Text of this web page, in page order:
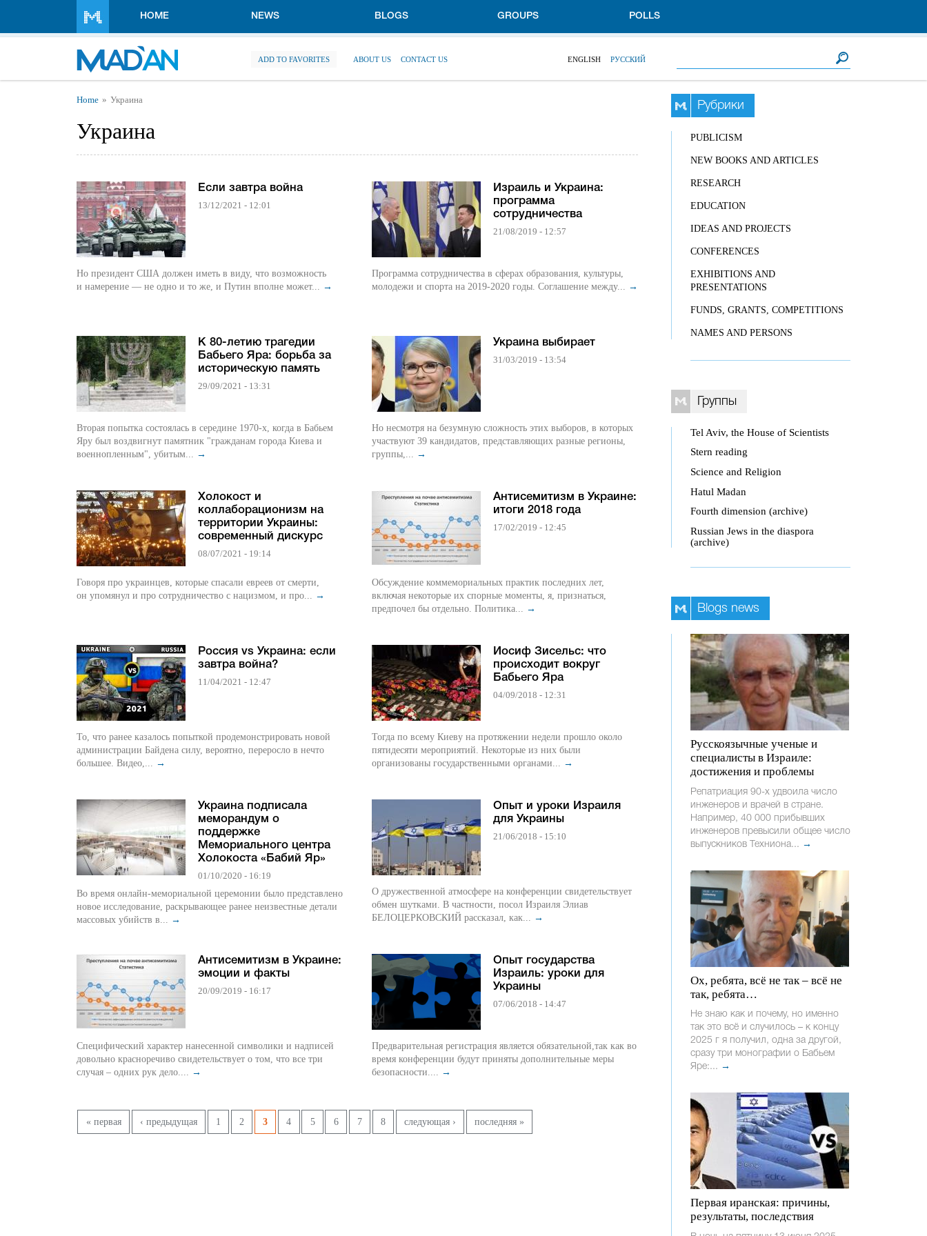
HOME NEWS BLOGS GROUPS POLLS
ADD TO FAVORITES ABOUT US CONTACT US ENGLISH РУССКИЙ
You are here
Home Украина
Украина
Если завтра война
13/12/2021 - 12:01
Но президент США должен иметь в виду, что возможность
и намерение — не одно и то же, и Путин вполне может... →
К 80-летию трагедии
Бабьего Яра: борьба за
историческую память
29/09/2021 - 13:31
Вторая попытка состоялась в середине 1970-х, когда в Бабьем
Яру был воздвигнут памятник "гражданам города Киева и
военнопленным", убитым... →
Холокост и
коллаборационизм на
территории Украины:
современный дискурс
08/07/2021 - 19:14
Говоря про украинцев, которые спасали евреев от смерти,
он упомянул и про сотрудничество с нацизмом, и про... →
Россия vs Украина: если
завтра война?
11/04/2021 - 12:47
То, что ранее казалось попыткой продемонстрировать новой
администрации Байдена силу, вероятно, переросло в нечто
большее. Видео,... →
Украина подписала
меморандум о
поддержке
Мемориального центра
Холокоста «Бабий Яр»
01/10/2020 - 16:19
Во время онлайн-мемориальной церемонии было представлено
новое исследование, раскрывающее ранее неизвестные детали
массовых убийств в...
→
Антисемитизм в Украине:
эмоции и факты
20/09/2019 - 16:17
Специфический характер нанесенной символики и надписей
довольно красноречиво свидетельствует о том, что все три
случая – одних рук дело.... →
Израиль и Украина:
программа
сотрудничества
21/08/2019 - 12:57
Программа сотрудничества в сферах образования, культуры,
молодежи и спорта на 2019-2020 годы. Соглашение между... →
Украина выбирает
31/03/2019 - 13:54
Но несмотря на безумную сложность этих выборов, в которых
участвуют 39 кандидатов, представляющих разные регионы,
группы,... →
Антисемитизм в Украине:
итоги 2018 года
17/02/2019 - 12:45
Обсуждение коммемориальных практик последних лет,
включая некоторые их спорные моменты, я, признаться,
предпочел бы отдельно. Политика... →
Иосиф Зисельс: что
происходит вокруг
Бабьего Яра
04/09/2018 - 12:31
Тогда по всему Киеву на протяжении недели прошло около
пятидесяти мероприятий. Некоторые из них были
организованы государственными органами... →
Опыт и уроки Израиля
для Украины
21/06/2018 - 15:10
О дружественной атмосфере на конференции свидетельствует
обмен шутками. В частности, посол Израиля Элиав
БЕЛОЦЕРКОВСКИЙ рассказал, как... →
Опыт государства
Израиль: уроки для
Украины
07/06/2018 - 14:47
Предварительная регистрация является обязательной,так как во
время конференции будут приняты дополнительные меры
безопасности.... →
Pages
« первая ‹ предыдущая 1 2 3 4 5 6 7 8 следующая › последняя »
Рубрики
PUBLICISM
NEW BOOKS AND ARTICLES
RESEARCH
EDUCATION
IDEAS AND PROJECTS
CONFERENCES
EXHIBITIONS AND
PRESENTATIONS
FUNDS, GRANTS, COMPETITIONS
NAMES AND PERSONS
Группы
Tel Aviv, the House of Scientists
Stern reading
Science and Religion
Hatul Madan
Fourth dimension (archive)
Russian Jews in the diaspora
(archive)
Blogs news
Русскоязычные ученые и
специалисты в Израиле:
достижения и проблемы
Репатриация 90-х удвоила число
инженеров и врачей в стране.
Например, 40 000 прибывших
инженеров превысили общее число
выпускников Техниона... →
Ох, ребята, всё не так – всё не
так, ребята…
Не знаю как и почему, но именно
так это всё и случилось – к концу
2025 г я получил, одна за другой,
сразу три монографии о Бабьем
Яре:... →
Первая иранская: причины,
результаты, последствия